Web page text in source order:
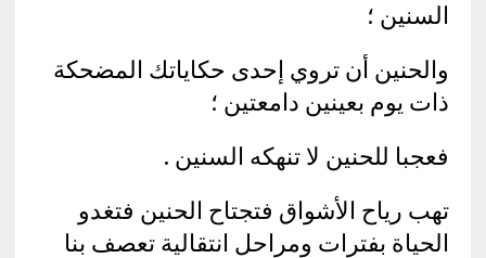
السنين ؛
والحنين أن تروي إحدى حكاياتك المضحكة
ذات يوم بعينين دامعتين ؛
فعجبا للحنين لا تنهكه السنين .
تهب رياح الأشواق فتجتاح الحنين فتغدو
الحياة بفترات ومراحل انتقالية تعصف بنا